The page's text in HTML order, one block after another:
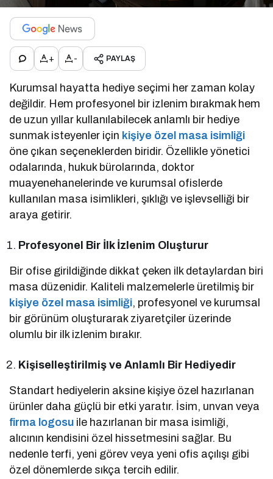
+ - PAYLAŞ
Kurumsal hayatta hediye seçimi her zaman kolay
değildir. Hem profesyonel bir izlenim bırakmak hem
de uzun yıllar kullanılabilecek anlamlı bir hediye
sunmak isteyenler için kişiye özel masa isimliği
öne çıkan seçeneklerden biridir. Özellikle yönetici
odalarında, hukuk bürolarında, doktor
muayenehanelerinde ve kurumsal ofislerde
kullanılan masa isimlikleri, şıklığı ve işlevselliği bir
araya getirir.
Profesyonel Bir İlk İzlenim Oluşturur
Bir ofise girildiğinde dikkat çeken ilk detaylardan biri
masa düzenidir. Kaliteli malzemelerle üretilmiş bir
kişiye özel masa isimliği, profesyonel ve kurumsal
bir görünüm oluşturarak ziyaretçiler üzerinde
olumlu bir ilk izlenim bırakır.
Kişiselleştirilmiş ve Anlamlı Bir Hediyedir
Standart hediyelerin aksine kişiye özel hazırlanan
ürünler daha güçlü bir etki yaratır. İsim, unvan veya
firma logosu ile hazırlanan bir masa isimliği,
alıcının kendisini özel hissetmesini sağlar. Bu
nedenle terfi, yeni görev veya yeni ofis açılışı gibi
özel dönemlerde sıkça tercih edilir.